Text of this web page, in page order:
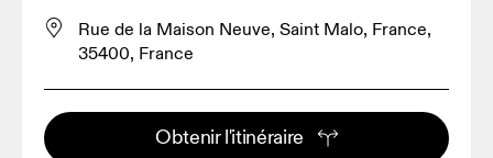
Rue de la Maison Neuve, Saint Malo, France,
35400, France
Obtenir l'itinéraire